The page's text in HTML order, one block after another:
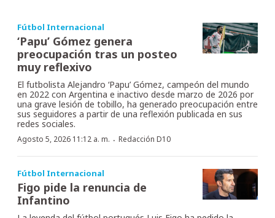
Fútbol Internacional
‘Papu’ Gómez genera
preocupación tras un posteo
muy reflexivo
El futbolista Alejandro ‘Papu’ Gómez, campeón del mundo
en 2022 con Argentina e inactivo desde marzo de 2026 por
una grave lesión de tobillo, ha generado preocupación entre
sus seguidores a partir de una reflexión publicada en sus
redes sociales.
Agosto 5, 2026 11:12 a. m. · Redacción D10
Fútbol Internacional
Figo pide la renuncia de
Infantino